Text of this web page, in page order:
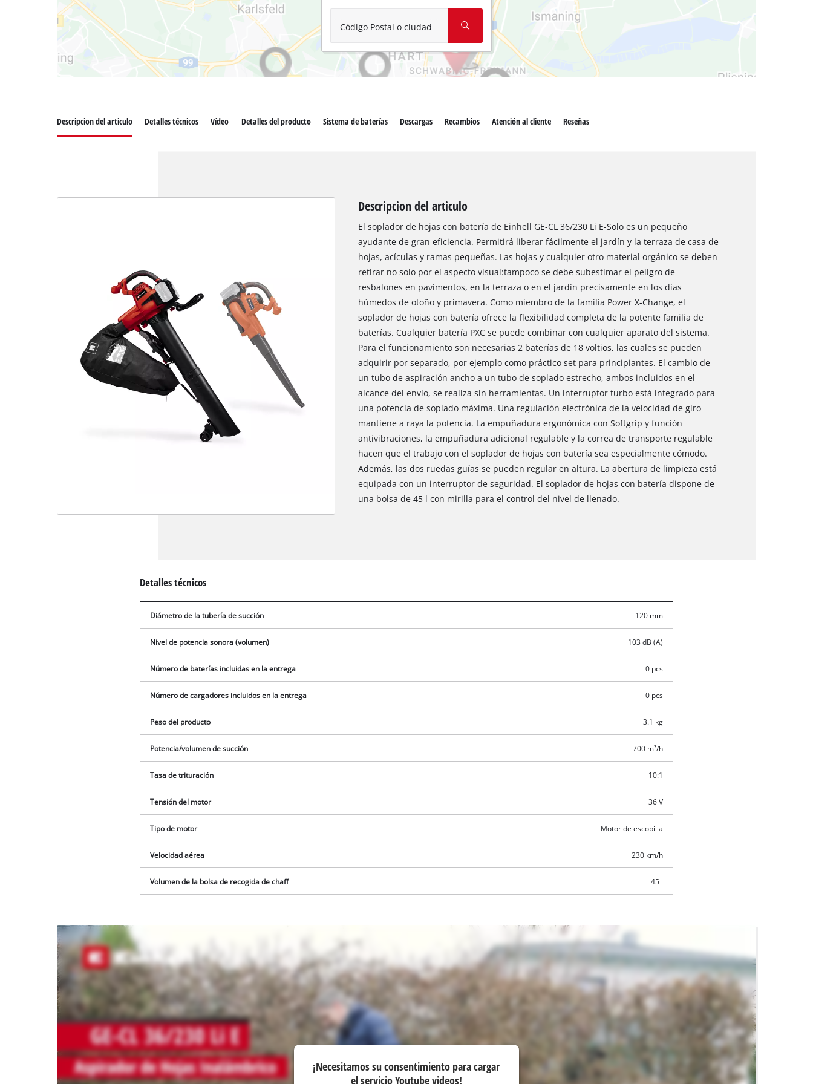
Aspirador de materiales húmedos y secos
Aspiradoras para cenizas
Más herramientas de limpieza
Hidrolavadoras
Máquinas pulidoras
Código Postal o ciudad
visitor. The website owner needs to setup
to the list of technologies used.
Descripcion del articulo Detalles técnicos Vídeo Detalles del producto Sistema de baterías Descargas Recambios Atención al cliente Reseñas
Descripcion del articulo
El soplador de hojas con batería de Einhell GE-CL 36/230 Li E-Solo es un pequeño
ayudante de gran eficiencia. Permitirá liberar fácilmente el jardín y la terraza de casa de
hojas, acículas y ramas pequeñas. Las hojas y cualquier otro material orgánico se deben
retirar no solo por el aspecto visual:tampoco se debe subestimar el peligro de
resbalones en pavimentos, en la terraza o en el jardín precisamente en los días
húmedos de otoño y primavera. Como miembro de la familia Power X-Change, el
soplador de hojas con batería ofrece la flexibilidad completa de la potente familia de
baterías. Cualquier batería PXC se puede combinar con cualquier aparato del sistema.
Para el funcionamiento son necesarias 2 baterías de 18 voltios, las cuales se pueden
adquirir por separado, por ejemplo como práctico set para principiantes. El cambio de
un tubo de aspiración ancho a un tubo de soplado estrecho, ambos incluidos en el
alcance del envío, se realiza sin herramientas. Un interruptor turbo está integrado para
una potencia de soplado máxima. Una regulación electrónica de la velocidad de giro
mantiene a raya la potencia. La empuñadura ergonómica con Softgrip y función
antivibraciones, la empuñadura adicional regulable y la correa de transporte regulable
hacen que el trabajo con el soplador de hojas con batería sea especialmente cómodo.
Además, las dos ruedas guías se pueden regular en altura. La abertura de limpieza está
equipada con un interruptor de seguridad. El soplador de hojas con batería dispone de
una bolsa de 45 l con mirilla para el control del nivel de llenado.
Detalles técnicos
Diámetro de la tubería de succión 120 mm
Nivel de potencia sonora (volumen) 103 dB (A)
Número de baterías incluidas en la entrega 0 pcs
Número de cargadores incluidos en la entrega 0 pcs
Peso del producto 3.1 kg
Potencia/volumen de succión 700 m³/h
Tasa de trituración 10:1
Tensión del motor 36 V
Tipo de motor Motor de escobilla
Velocidad aérea 230 km/h
Volumen de la bolsa de recogida de chaff 45 l
¡Necesitamos
su
consentimiento
para cargar el
servicio
Youtube!
This
content
¡Necesitamos su consentimiento para cargar
el servicio Youtube videos!